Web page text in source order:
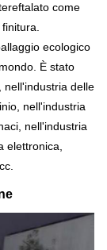
come
ecologico
È stato
nell'industria delle
nell'industria
nell'industria
elettronica,